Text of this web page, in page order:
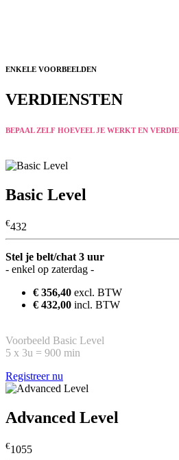
ENKELE VOORBEELDEN
VERDIENSTEN
BEPAAL ZELF HOEVEEL JE WERKT EN
Basic Level
€432
Stel je belt/chat 3 uur
- enkel op zaterdag -
€ 356,40 excl. BTW
€ 432,00 incl. BTW
Voorbeeld Basic Level
5 x 3u = 900 min
Registreer nu
Advanced Level
€1055